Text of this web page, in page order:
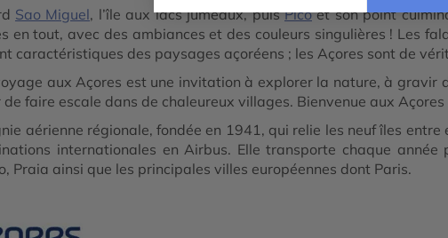
Sao Miguel, l’île aux lacs jumeaux, puisPicoet son point
en tout, avec des ambiances et des couleurs singulières ! Les
caractéristiques des paysages açoréens ; les Açores sont de
aux Açores est une invitation à explorer la nature, à
faire escale dans de chaleureux villages. Bienvenue aux Açores
aérienne régionale, fondée en 1941, qui relie les neuf îles
internationales en Airbus. Elle transporte chaque
Praia ainsi que les principales villes européennes dont Paris.